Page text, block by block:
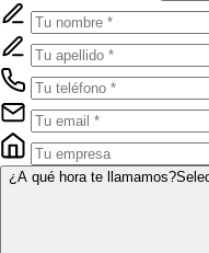
¿A qué hora te llamamos?